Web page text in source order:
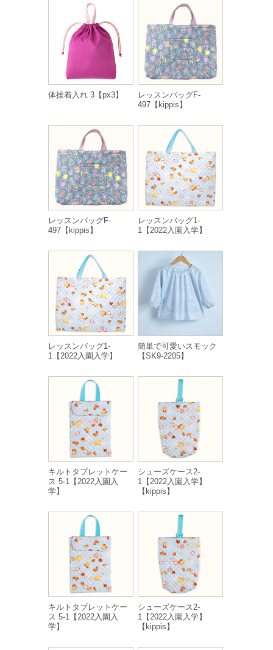
体操着入れ 3【px3】
レッスンバッグF-
497【kippis】
レッスンバッグF-
497【kippis】
レッスンバッグ1-
1【2022入園入学】
レッスンバッグ1-
1【2022入園入学】
簡単で可愛いスモック
【SK9-2205】
キルトタブレットケー
ス 5-1【2022入園入
学】
シューズケース2-
1【2022入園入学】
【kippis】
キルトタブレットケー
ス 5-1【2022入園入
学】
シューズケース2-
1【2022入園入学】
【kippis】